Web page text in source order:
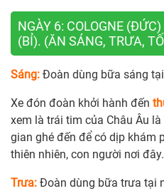
NGÀY 6: COLOGNE
(BỈ). (ĂN SÁNG, TRƯA,
Sáng: Đoàn dùng bữa sáng
Xe đón đoàn khởi hành đến
xem là trái tim của Châu Âu
gian ghé đến để có dịp khám
thiên nhiên, con người nơi đây.
Trưa: Đoàn dùng bữa trưa tại